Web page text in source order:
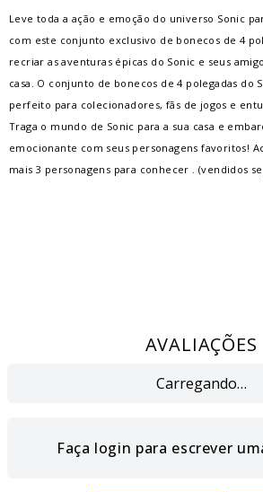
Leve toda a ação e emoção do universo Sonic
com este conjunto exclusivo de bonecos de 4
recriar as aventuras épicas do Sonic e seus
casa. O conjunto de bonecos de 4 polegadas do
perfeito para colecionadores, fãs de jogos e
Traga o mundo de Sonic para a sua casa e
emocionante com seus personagens favoritos!
mais 3 personagens para conhecer . (vendidos
AVALIAÇÕES
Carregando…
Faça login para escrever